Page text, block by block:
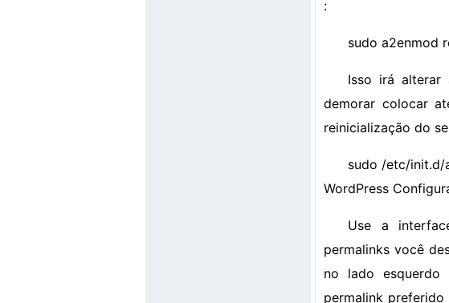
:
sudo a2enmod
Isso irá alterar
demorar colocar
reinicialização do
sudo /etc/init.d/
WordPress
Use a
permalinks você
no lado esquerdo
permalink